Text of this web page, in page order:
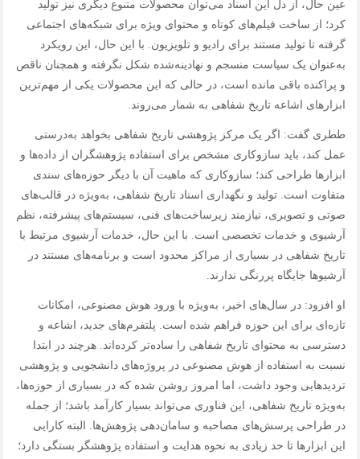
عین حال، از دل این اسناد می‌توان محصولات متنوع دیگری نیز تولید
کرد؛ از ساخت فیلم‌های کوتاه و محتوای ویژه برای شبکه‌های اجتماعی
گرفته تا تولید مستند برای رادیو و تلویزیون. با این حال، این رویکرد
به‌عنوان یک سیاست منسجم و نهادینه‌شده شکل نگرفته و همچنان ناقص
و پراکنده باقی مانده است، در حالی که این محصولات یکی از مهم‌ترین
ابزارهای اشاعه تاریخ شفاهی به شمار می‌روند.
ططری گفت: اگر یک مرکز پژوهشی تاریخ شفاهی بخواهد به‌درستی
عمل کند، باید سازوکاری مشخص برای استفاده پژوهشگران از داده‌ها و
ابزارها طراحی کند؛ سازوکاری که ماهیت آن با دیگر حوزه‌های سندی
متفاوت است. تولید و نگهداری اسناد تاریخ شفاهی، به‌ویژه در قالب‌های
صوتی و تصویری، نیازمند زیرساخت‌های فنی، سیستم‌های پیشرفته، نظم
آرشیوی و خدمات تخصصی است. با این حال، خدمات آرشیوی مرتبط با
تاریخ شفاهی در بسیاری از مراکز محدود است و برنامه‌های مستند در
آرشیوها جایگاه پررنگی ندارند.
او افزود: در سال‌های اخیر، به‌ویژه با ورود هوش مصنوعی، امکانات
تازه‌ای برای این حوزه فراهم شده است. پلتفرم‌های جدید، اشاعه و
دسترسی به محتوای تاریخ شفاهی را ساده‌تر کرده‌اند. هرچند در ابتدا
نسبت به استفاده از هوش مصنوعی در پروژه‌های دانشجویی و پژوهشی
تردیدهایی وجود داشت، اما امروز روشن شده که در بسیاری از حوزه‌ها،
به‌ویژه تاریخ شفاهی، این فناوری می‌تواند بسیار کارآمد باشد؛ از جمله
در طراحی پرسش‌های مصاحبه و سامان‌دهی پژوهش‌ها. البته کارایی
این ابزارها تا حد زیادی به نحوه هدایت و استفاده پژوهشگر بستگی دارد؛